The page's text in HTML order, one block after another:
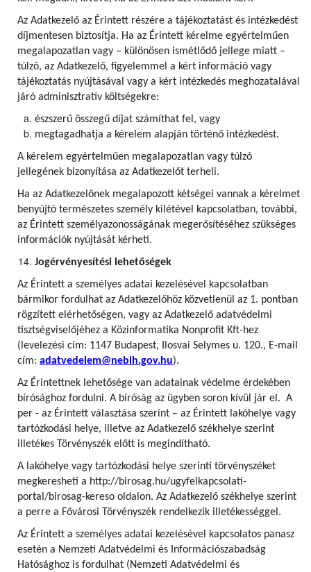
Az Adatkezelő az Érintett részére a tájékoztatást és intézkedést
díjmentesen biztosítja. Ha az Érintett kérelme egyértelműen
megalapozatlan vagy – különösen ismétlődő jellege miatt –
túlzó, az Adatkezelő, figyelemmel a kért információ vagy
tájékoztatás nyújtásával vagy a kért intézkedés meghozatalával
járó adminisztratív költségekre:
észszerű összegű díjat számíthat fel, vagy
megtagadhatja a kérelem alapján történő intézkedést.
A kérelem egyértelműen megalapozatlan vagy túlzó
jellegének bizonyítása az Adatkezelőt terheli.
Ha az Adatkezelőnek megalapozott kétségei vannak a kérelmet
benyújtó természetes személy kilétével kapcsolatban, további,
az Érintett személyazonosságának megerősítéséhez szükséges
információk nyújtását kérheti.
Jogérvényesítési lehetőségek
Az Érintett a személyes adatai kezelésével kapcsolatban
bármikor fordulhat az Adatkezelőhöz közvetlenül az 1. pontban
rögzített elérhetőségen, vagy az Adatkezelő adatvédelmi
tisztségviselőjéhez a Közinformatika Nonprofit Kft-hez
(levelezési cím: 1147 Budapest, Ilosvai Selymes u. 120., E-mail
cím: adatvedelem@nebih.gov.hu).
Az Érintettnek lehetősége van adatainak védelme érdekében
bírósághoz fordulni. A bíróság az ügyben soron kívül jár el. A
per - az Érintett választása szerint – az Érintett lakóhelye vagy
tartózkodási helye, illetve az Adatkezelő székhelye szerint
illetékes Törvényszék előtt is megindítható.
A lakóhelye vagy tartózkodási helye szerinti törvényszéket
megkeresheti a http://birosag.hu/ugyfelkapcsolati-
portal/birosag-kereso oldalon. Az Adatkezelő székhelye szerint
a perre a Fővárosi Törvényszék rendelkezik illetékességgel.
Az Érintett a személyes adatai kezelésével kapcsolatos panasz
esetén a Nemzeti Adatvédelmi és Információszabadság
Hatósághoz is fordulhat (Nemzeti Adatvédelmi és